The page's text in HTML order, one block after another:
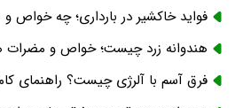
فواید خاکشیر در بارداری؛ چه خواص
هندوانه زرد چیست؛ خواص و مضرات
فرق آسم با آلرژی چیست؟ راهنمای